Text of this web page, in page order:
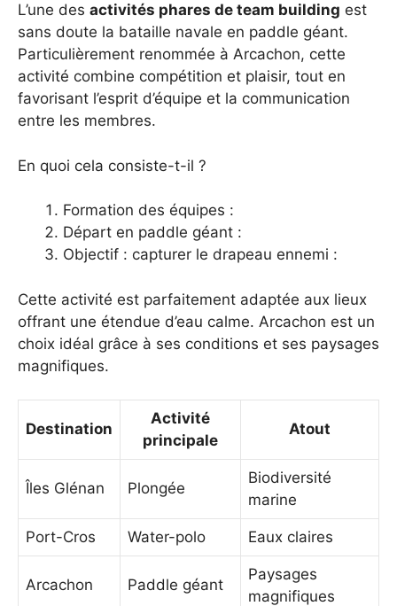
L’une des activités phares de team building est
sans doute la bataille navale en paddle géant.
Particulièrement renommée à Arcachon, cette
activité combine compétition et plaisir, tout en
favorisant l’esprit d’équipe et la communication
entre les membres.
En quoi cela consiste-t-il ?
Formation des équipes :
Départ en paddle géant :
Objectif : capturer le drapeau ennemi :
Cette activité est parfaitement adaptée aux lieux
offrant une étendue d’eau calme. Arcachon est un
choix idéal grâce à ses conditions et ses paysages
magnifiques.
Destination
Activité
principale
Atout
Îles Glénan Plongée
Biodiversité
marine
Port-Cros Water-polo Eaux claires
Arcachon Paddle géant
Paysages
magnifiques